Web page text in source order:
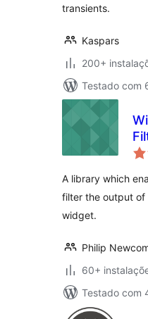
transients.
Kaspars
200+
Testado com
A library which
filter the output of
widget.
Philip
60+
Testado com